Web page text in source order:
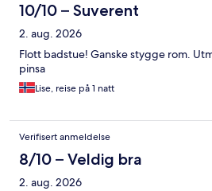
10/10 – Suverent
2. aug. 2026
Flott badstue! Ganske stygge rom.
pinsa
Lise, reise på 1 natt
Verifisert anmeldelse
8/10 – Veldig bra
2. aug. 2026